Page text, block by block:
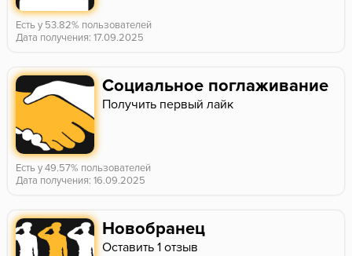
Есть у 53.82% пользователей
Дата получения: 17.09.2025
Социальное поглаживание
Получить первый лайк
Есть у 49.57% пользователей
Дата получения: 16.09.2025
Новобранец
Оставить 1 отзыв